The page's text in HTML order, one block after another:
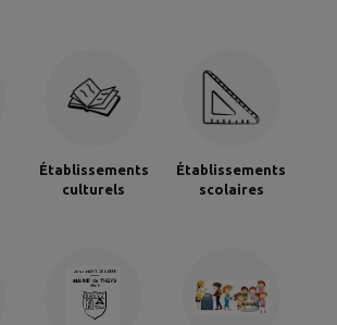
Établissements
culturels
Établissements
scolaires